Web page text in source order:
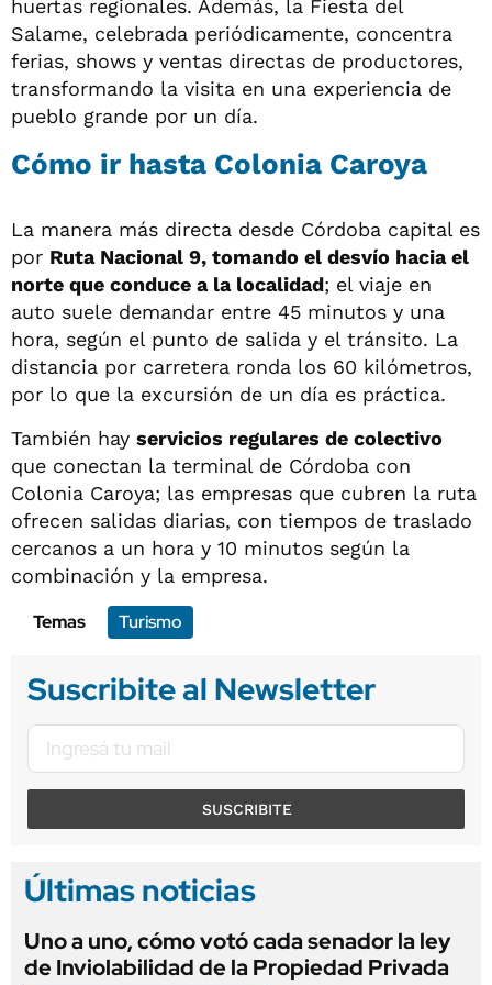
huertas regionales. Además, la Fiesta del
Salame, celebrada periódicamente, concentra
ferias, shows y ventas directas de productores,
transformando la visita en una experiencia de
pueblo grande por un día.
Cómo ir hasta Colonia Caroya
La manera más directa desde Córdoba capital es
por Ruta Nacional 9, tomando el desvío hacia el
norte que conduce a la localidad; el viaje en
auto suele demandar entre 45 minutos y una
hora, según el punto de salida y el tránsito. La
distancia por carretera ronda los 60 kilómetros,
por lo que la excursión de un día es práctica.
También hay servicios regulares de colectivo
que conectan la terminal de Córdoba con
Colonia Caroya; las empresas que cubren la ruta
ofrecen salidas diarias, con tiempos de traslado
cercanos a un hora y 10 minutos según la
combinación y la empresa.
Temas
Turismo
Suscribite al Newsletter
SUSCRIBITE
Últimas noticias
Uno a uno, cómo votó cada senador la ley
de Inviolabilidad de la Propiedad Privada